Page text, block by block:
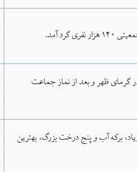
آمد.
ظهر و بعد از نماز جماعت
برکه آب و پنج درخت بزرگ، بهترین